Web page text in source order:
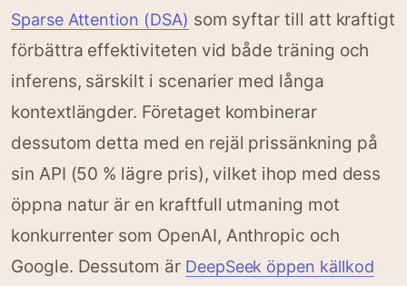
Sparse Attention (DSA) som syftar till att kraftigt
förbättra effektiviteten vid både träning och
inferens, särskilt i scenarier med långa
kontextlängder. Företaget kombinerar
dessutom detta med en rejäl prissänkning på
sin API (50 % lägre pris), vilket ihop med dess
öppna natur är en kraftfull utmaning mot
konkurrenter som OpenAI, Anthropic och
Google. Dessutom är DeepSeek öppen källkod